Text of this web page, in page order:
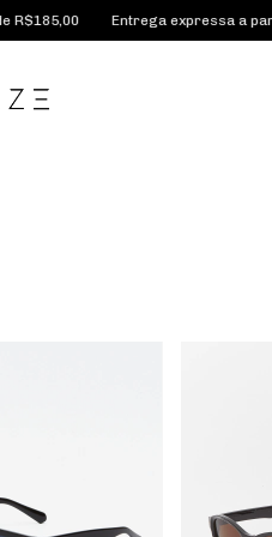
Entrega expressa a partir de 2